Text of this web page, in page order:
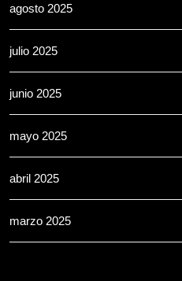
agosto 2025
julio 2025
junio 2025
mayo 2025
abril 2025
marzo 2025